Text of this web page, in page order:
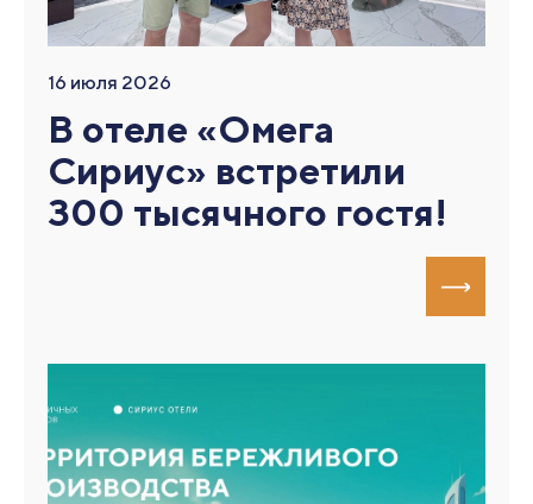
16 июля 2026
В отеле «Омега
Сириус» встретили
300 тысячного гостя!